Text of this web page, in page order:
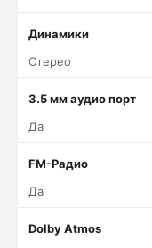
Динамики
Стерео
3.5 мм аудио порт
Да
FM-Радио
Да
Dolby Atmos